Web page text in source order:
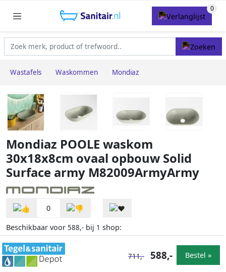
Wastafels Waskommen Mondiaz
Mondiaz POOLE waskom
30x18x8cm ovaal opbouw Solid
Surface army M82009ArmyArmy
0
Beschikbaar voor 588,- bij 1 shop:
711,- 588,- Bestel »